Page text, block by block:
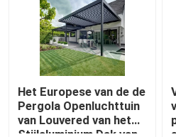
Fabrieksreis
Kwaliteitscontrole
Contacteer ons
Het Europese van de de
Pergola Openluchttuin
van Louvered van het
Stijlaluminium Dak van